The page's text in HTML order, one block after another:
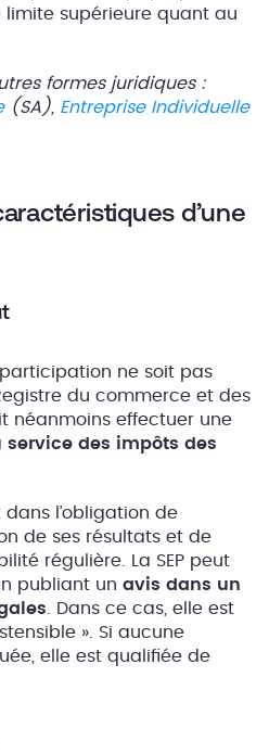
limite supérieure quant au
formes juridiques :
(SA), Entreprise Individuelle
d’une
ne soit pas
du commerce et des
néanmoins effectuer une
des impôts des
l’obligation de
de ses résultats et de
régulière. La SEP peut
publiant un avis dans un
. Dans ce cas, elle est
». Si aucune
elle est qualifiée de